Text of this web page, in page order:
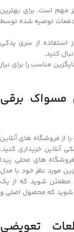
مهم است. برای بهترین
دفعات توصیه شده توسط
از سری یدکی
کنید.
مناسب را برای نیاز
مسواک برقی
از فروشگاه های آنلاین
آنلاین خریداری کنید.
های محلی پیدا
مورد نظر خود با مدل
مطمئن شوید که از یک
شوید که محصول اصلی و
تعویضی